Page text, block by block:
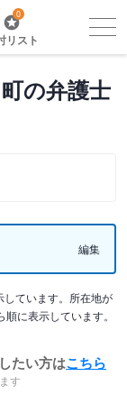
0
リスト
の弁護士
編集
ています。所在地が
に表示しています。
たい方はこちら
す